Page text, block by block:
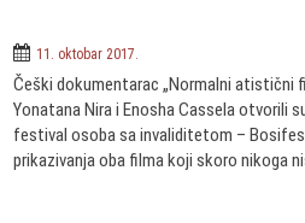
11. oktobar 2017.
Češki dokumentarac „Normalni atistični
Yonatana Nira i Enosha Cassela otvorili
festival osoba sa invaliditetom –
prikazivanja oba filma koji skoro nikoga